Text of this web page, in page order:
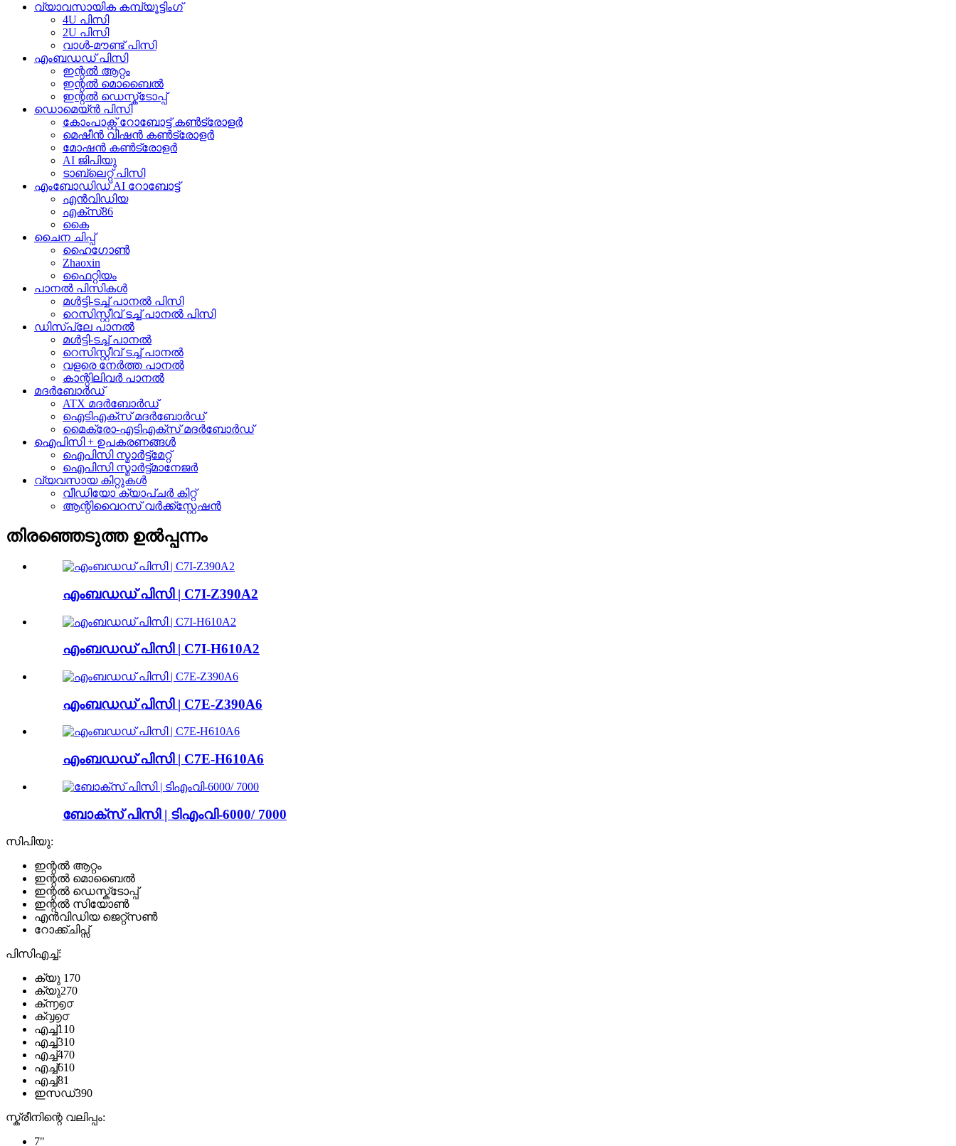
വ്യാവസായിക കമ്പ്യൂട്ടിംഗ്
4U പിസി
2U പിസി
വാൾ-മൗണ്ട് പിസി
എംബഡഡ് പിസി
ഇന്റൽ ആറ്റം
ഇന്റൽ മൊബൈൽ
ഇന്റൽ ഡെസ്ക്ടോപ്പ്
ഡൊമെയ്ൻ പിസി
കോം‌പാക്റ്റ് റോബോട്ട് കൺട്രോളർ
മെഷീൻ വിഷൻ കൺട്രോളർ
മോഷൻ കൺട്രോളർ
AI ജിപിയു
ടാബ്‌ലെറ്റ് പിസി
എംബോഡിഡ് AI റോബോട്ട്
എൻവിഡിയ
എക്സ്86
കൈ
ചൈന ചിപ്പ്
ഹൈഗോൺ
Zhaoxin
ഫൈറ്റിയം
പാനൽ പിസികൾ
മൾട്ടി-ടച്ച് പാനൽ പിസി
റെസിസ്റ്റീവ് ടച്ച് പാനൽ പിസി
ഡിസ്പ്ലേ പാനൽ
മൾട്ടി-ടച്ച് പാനൽ
റെസിസ്റ്റീവ് ടച്ച് പാനൽ
വളരെ നേർത്ത പാനൽ
കാന്റിലിവർ പാനൽ
മദർബോർഡ്
ATX മദർബോർഡ്
ഐടിഎക്സ് മദർബോർഡ്
മൈക്രോ-എടിഎക്സ് മദർബോർഡ്
ഐപിസി + ഉപകരണങ്ങൾ
ഐപിസി സ്മാർട്ട്മേറ്റ്
ഐപിസി സ്മാർട്ട്മാനേജർ
വ്യവസായ കിറ്റുകൾ
വീഡിയോ ക്യാപ്ചർ കിറ്റ്
ആന്റിവൈറസ് വർക്ക്സ്റ്റേഷൻ
തിരഞ്ഞെടുത്ത ഉൽപ്പന്നം
എംബഡഡ് പിസി | C7I-Z390A2
എംബഡഡ് പിസി | C7I-H610A2
എംബഡഡ് പിസി | C7E-Z390A6
എംബഡഡ് പിസി | C7E-H610A6
ബോക്സ് പിസി | ടിഎംവി-6000/ 7000
സിപിയു:
ഇന്റൽ ആറ്റം
ഇന്റൽ മൊബൈൽ
ഇന്റൽ ഡെസ്ക്ടോപ്പ്
ഇന്റൽ സിയോൺ
എൻവിഡിയ ജെറ്റ്സൺ
റോക്ക്ചിപ്സ്
പിസിഎച്ച്:
ക്യു 170
ക്യു270
ക്൬൭൦
ക്൮൭൦
എച്ച്110
എച്ച്310
എച്ച്470
എച്ച്610
എച്ച്81
ഇസഡ്390
സ്ക്രീനിന്റെ വലിപ്പം:
7"